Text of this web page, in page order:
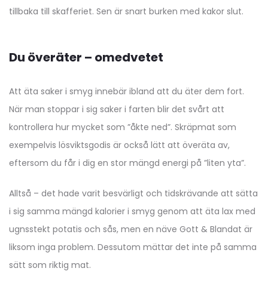
tillbaka till skafferiet. Sen är snart burken med kakor slut.
Du överäter – omedvetet
Att äta saker i smyg innebär ibland att du äter dem fort.
När man stoppar i sig saker i farten blir det svårt att
kontrollera hur mycket som ”åkte ned”. Skräpmat som
exempelvis lösviktsgodis är också lätt att överäta av,
eftersom du får i dig en stor mängd energi på ”liten yta”.
Alltså – det hade varit besvärligt och tidskrävande att sätta
i sig samma mängd kalorier i smyg genom att äta lax med
ugnsstekt potatis och sås, men en näve Gott & Blandat är
liksom inga problem. Dessutom mättar det inte på samma
sätt som riktig mat.